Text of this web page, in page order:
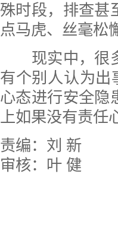
殊时段，排查甚
点马虎、丝毫松
现实中，很多
有个别人认为出
心态进行安全隐
上如果没有责任
责编：刘 新
审核：叶 健